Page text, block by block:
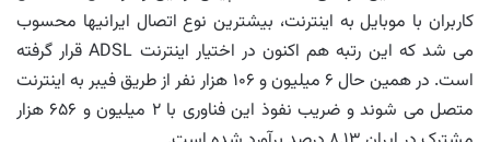
کاربران با موبایل به اینترنت، بیشترین نوع اتصال ایرانیها محسوب
می شد که این رتبه هم اکنون در اختیار اینترنت ADSL قرار گرفته
است. در همین حال ۶ میلیون و ۱۰۶ هزار نفر از طریق فیبر به اینترنت
متصل می شوند و ضریب نفوذ این فناوری با ۲ میلیون و ۶۵۶ هزار